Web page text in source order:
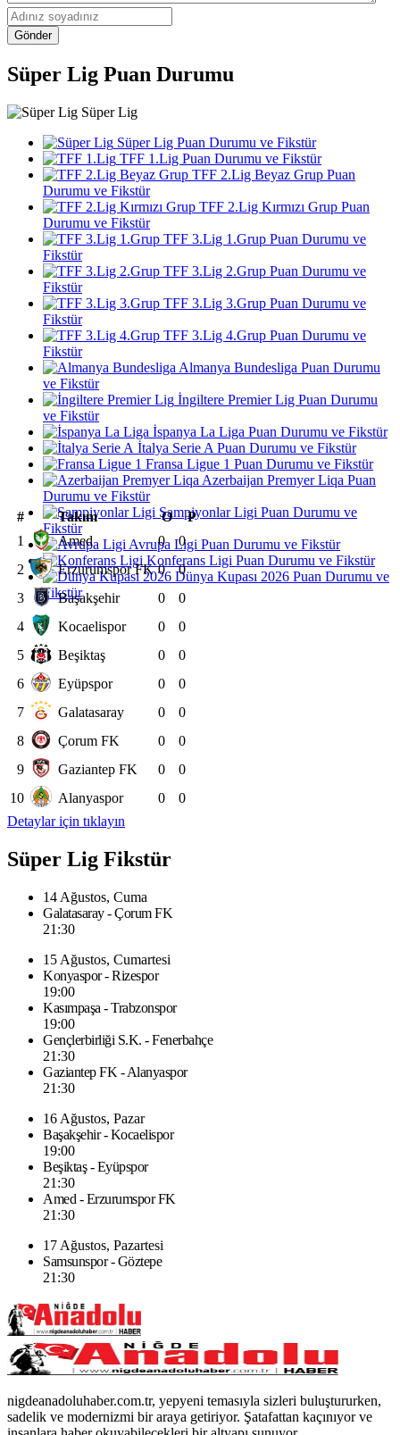
Gönder
Süper Lig Puan Durumu
Süper Lig
Süper Lig Puan Durumu ve Fikstür
TFF 1.Lig Puan Durumu ve Fikstür
TFF 2.Lig Beyaz Grup Puan
Durumu ve Fikstür
TFF 2.Lig Kırmızı Grup Puan
Durumu ve Fikstür
TFF 3.Lig 1.Grup Puan Durumu ve
Fikstür
TFF 3.Lig 2.Grup Puan Durumu ve
Fikstür
TFF 3.Lig 3.Grup Puan Durumu ve
Fikstür
TFF 3.Lig 4.Grup Puan Durumu ve
Fikstür
Almanya Bundesliga Puan Durumu
ve Fikstür
İngiltere Premier Lig Puan Durumu
ve Fikstür
İspanya La Liga Puan Durumu ve Fikstür
İtalya Serie A Puan Durumu ve Fikstür
Fransa Ligue 1 Puan Durumu ve Fikstür
Azerbaijan Premyer Liqa Puan
Durumu ve Fikstür
Şampiyonlar Ligi Puan Durumu ve
Fikstür
Avrupa Ligi Puan Durumu ve Fikstür
Konferans Ligi Puan Durumu ve Fikstür
Dünya Kupası 2026 Puan Durumu ve
Fikstür
# Takım O
P
1
Amed 0
0
2
Erzurumspor FK 0
0
3
Başakşehir 0
0
4
Kocaelispor 0
0
5
Beşiktaş 0
0
6
Eyüpspor 0
0
7
Galatasaray 0
0
8
Çorum FK 0
0
9
Gaziantep FK 0
0
10
Alanyaspor 0
0
Detaylar için tıklayın
Süper Lig Fikstür
14 Ağustos, Cuma
Galatasaray - Çorum FK
21:30
15 Ağustos, Cumartesi
Konyaspor - Rizespor
19:00
Kasımpaşa - Trabzonspor
19:00
Gençlerbirliği S.K. - Fenerbahçe
21:30
Gaziantep FK - Alanyaspor
21:30
16 Ağustos, Pazar
Başakşehir - Kocaelispor
19:00
Beşiktaş - Eyüpspor
21:30
Amed - Erzurumspor FK
21:30
17 Ağustos, Pazartesi
Samsunspor - Göztepe
21:30
nigdeanadoluhaber.com.tr, yepyeni temasıyla sizleri buluştururken,
sadelik ve modernizmi bir araya getiriyor. Şatafattan kaçınıyor ve